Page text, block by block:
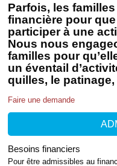
Parfois, les
financière pour
participer à une
Nous nous
familles pour
un éventail
quilles, le
Faire une demande
Besoins financiers
Pour être admissibles au